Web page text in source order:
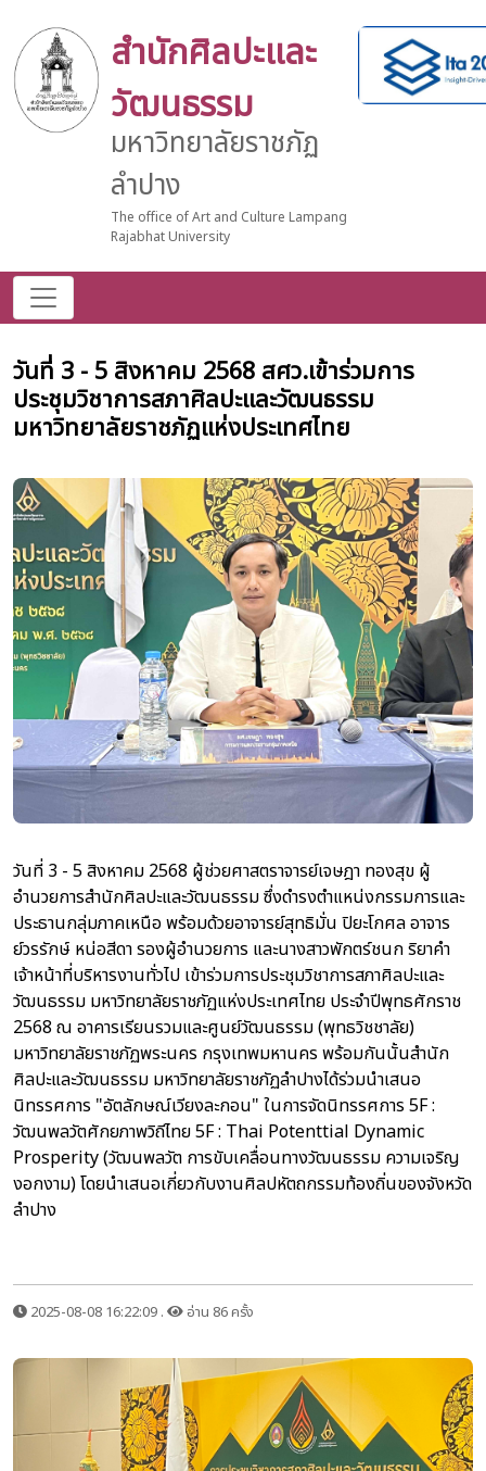
สำนักศิลปะและ
วัฒนธรรม
มหาวิทยาลัยราชภัฏ
ลำปาง
The office of Art and Culture Lampang
Rajabhat University
วันที่ 3 - 5 สิงหาคม 2568 สศว.เข้าร่วมการ
ประชุมวิชาการสภาศิลปะและวัฒนธรรม
มหาวิทยาลัยราชภัฏแห่งประเทศไทย
วันที่ 3 - 5 สิงหาคม 2568 ผู้ช่วยศาสตราจารย์เจษฎา ทองสุข ผู้
อำนวยการสำนักศิลปะและวัฒนธรรม ซึ่งดำรงตำแหน่งกรรมการและ
ประธานกลุ่มภาคเหนือ พร้อมด้วยอาจารย์สุทธิมั่น ปิยะโกศล อาจาร
ย์วรรักษ์ หน่อสีดา รองผู้อำนวยการ และนางสาวพักตร์ชนก ริยาคำ
เจ้าหน้าที่บริหารงานทั่วไป เข้าร่วมการประชุมวิชาการสภาศิลปะและ
วัฒนธรรม มหาวิทยาลัยราชภัฏแห่งประเทศไทย ประจำปีพุทธศักราช
2568 ณ อาคารเรียนรวมและศูนย์วัฒนธรรม (พุทธวิชชาลัย)
มหาวิทยาลัยราชภัฏพระนคร กรุงเทพมหานคร พร้อมกันนั้นสำนัก
ศิลปะและวัฒนธรรม มหาวิทยาลัยราชภัฏลำปางได้ร่วมนำเสนอ
นิทรรศการ "อัตลักษณ์เวียงละกอน" ในการจัดนิทรรศการ 5F :
วัฒนพลวัตศักยภาพวิถีไทย 5F : Thai Potenttial Dynamic
Prosperity (วัฒนพลวัต การขับเคลื่อนทางวัฒนธรรม ความเจริญ
งอกงาม) โดยนำเสนอเกี่ยวกับงานศิลปหัตถกรรมท้องถิ่นของจังหวัด
ลำปาง
2025-08-08 16:22:09 . อ่าน 86 ครั้ง